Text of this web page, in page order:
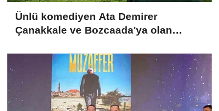
Ünlü komediyen Ata Demirer
Çanakkale ve Bozcaada'ya olan